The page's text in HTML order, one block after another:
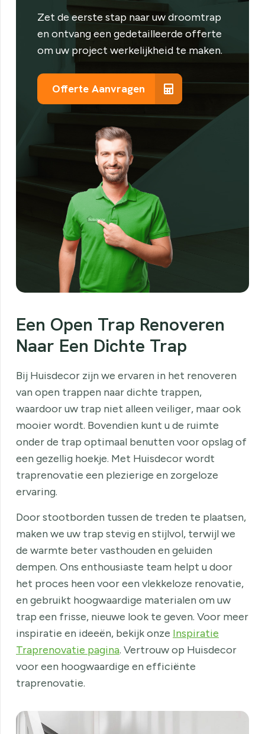
Zet de eerste stap naar uw droomtrap
en ontvang een gedetailleerde offerte
om uw project werkelijkheid te maken.
Offerte Aanvragen
Een Open Trap Renoveren
Naar Een Dichte Trap
Bij Huisdecor zijn we ervaren in het renoveren
van open trappen naar dichte trappen,
waardoor uw trap niet alleen veiliger, maar ook
mooier wordt. Bovendien kunt u de ruimte
onder de trap optimaal benutten voor opslag of
een gezellig hoekje. Met Huisdecor wordt
traprenovatie een plezierige en zorgeloze
ervaring.
Door stootborden tussen de treden te plaatsen,
maken we uw trap stevig en stijlvol, terwijl we
de warmte beter vasthouden en geluiden
dempen. Ons enthousiaste team helpt u door
het proces heen voor een vlekkeloze renovatie,
en gebruikt hoogwaardige materialen om uw
trap een frisse, nieuwe look te geven. Voor meer
inspiratie en ideeën, bekijk onze Inspiratie
Traprenovatie pagina. Vertrouw op Huisdecor
voor een hoogwaardige en efficiënte
traprenovatie.